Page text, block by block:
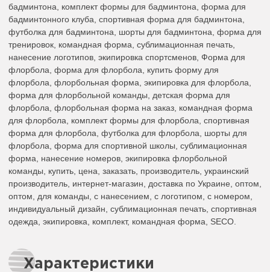
бадминтона, комплект формы для бадминтона, форма для
бадминтонного клуба, спортивная форма для бадминтона,
футболка для бадминтона, шорты для бадминтона, форма для
тренировок, командная форма, сублимационная печать,
нанесение логотипов, экипировка спортсменов, Форма для
флорбола, форма для флорбола, купить форму для
флорбола, флорбольная форма, экипировка для флорбола,
форма для флорбольной команды, детская форма для
флорбола, флорбольная форма на заказ, командная форма
для флорбола, комплект формы для флорбола, спортивная
форма для флорбола, футболка для флорбола, шорты для
флорбола, форма для спортивной школы, сублимационная
форма, нанесение номеров, экипировка флорбольной
команды, купить, цена, заказать, производитель, украинский
производитель, интернет-магазин, доставка по Украине, оптом,
оптом, для команды, с нанесением, с логотипом, с номером,
индивидуальный дизайн, сублимационная печать, спортивная
одежда, экипировка, комплект, командная форма, SECO.
Характеристики